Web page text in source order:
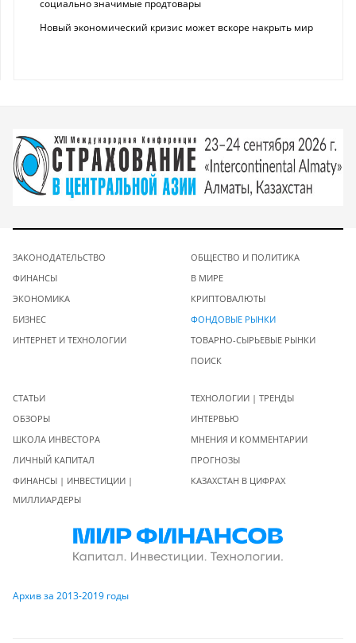
социально значимые продтовары
Новый экономический кризис может вскоре накрыть мир
ЗАКОНОДАТЕЛЬСТВО
ФИНАНСЫ
ЭКОНОМИКА
БИЗНЕС
ИНТЕРНЕТ И ТЕХНОЛОГИИ
ОБЩЕСТВО И ПОЛИТИКА
В МИРЕ
КРИПТОВАЛЮТЫ
ФОНДОВЫЕ РЫНКИ
ТОВАРНО-СЫРЬЕВЫЕ РЫНКИ
ПОИСК
СТАТЬИ
ОБЗОРЫ
ШКОЛА ИНВЕСТОРА
ЛИЧНЫЙ КАПИТАЛ
ФИНАНСЫ | ИНВЕСТИЦИИ |
МИЛЛИАРДЕРЫ
ТЕХНОЛОГИИ | ТРЕНДЫ
ИНТЕРВЬЮ
МНЕНИЯ И КОММЕНТАРИИ
ПРОГНОЗЫ
КАЗАХСТАН В ЦИФРАХ
Архив за 2013-2019 годы